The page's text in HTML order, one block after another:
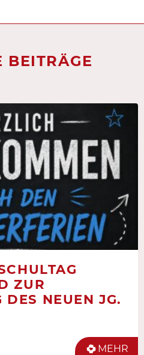
BEITRÄGE
ZUR
DES NEUEN JG.
MEHR